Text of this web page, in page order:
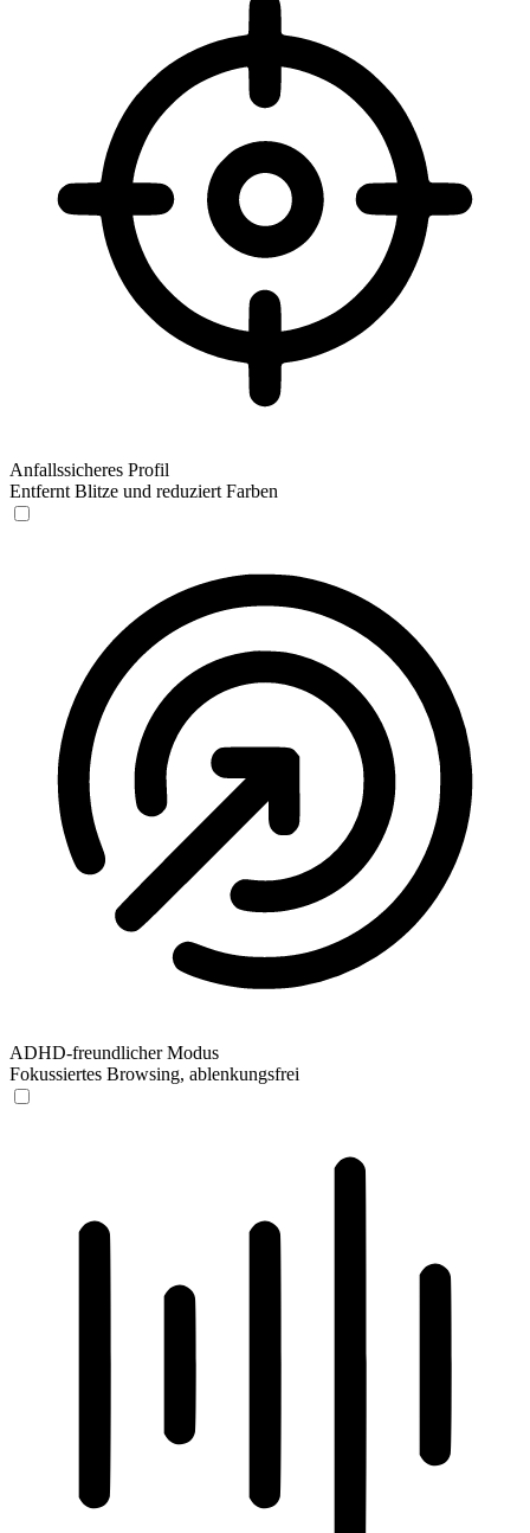
Anfallssicheres Profil
Entfernt Blitze und reduziert Farben
ADHD-freundlicher Modus
Fokussiertes Browsing, ablenkungsfrei